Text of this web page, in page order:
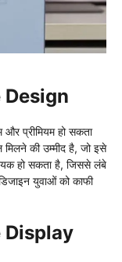
Design
प्रीमियम हो सकता
की उम्मीद है, जो इसे
हो सकता है, जिससे लंबे
युवाओं को काफी
Display